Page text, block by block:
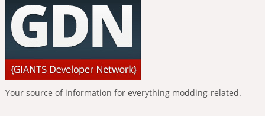
Your source of information for everything modding-related.